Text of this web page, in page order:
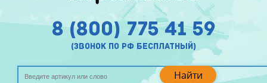
Найти
8 (800) 775 41 59
(звонок по рф бесплатный)